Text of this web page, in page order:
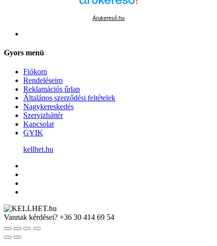
Árukereső.hu
Gyors menü
Fiókom
Rendeléseim
Reklamációs űrlap
Általános szerződési feltételek
Nagykereskedés
Szervizháttér
Kapcsolat
GYIK
kellhet.hu
Vannak kérdései? +36 30 414 69 54